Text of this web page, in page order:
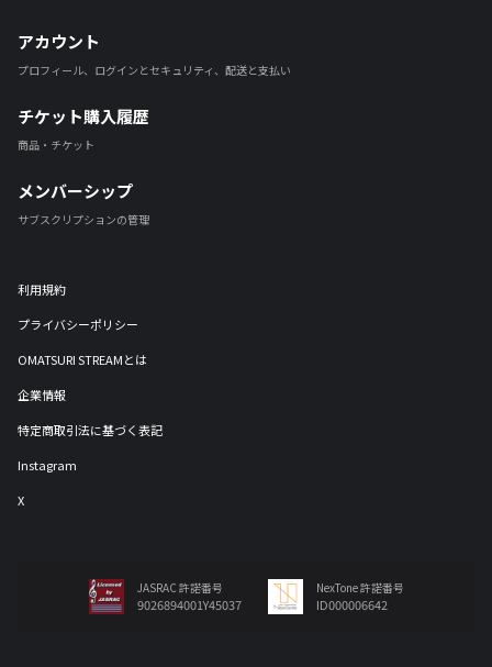
アカウント
プロフィール、ログインとセキュリティ、配送と支払い
チケット購入履歴
商品・チケット
メンバーシップ
サブスクリプションの管理
利用規約
プライバシーポリシー
OMATSURI STREAMとは
企業情報
特定商取引法に基づく表記
Instagram
X
JASRAC 許諾番号
9026894001Y45037
NexTone 許諾番号
ID000006642